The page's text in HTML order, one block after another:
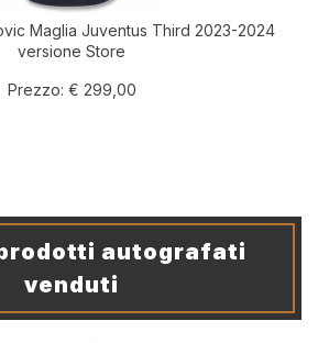
Maglia Juventus Third 2023-2024
versione Store
Prezzo: € 299,00
autografati
venduti